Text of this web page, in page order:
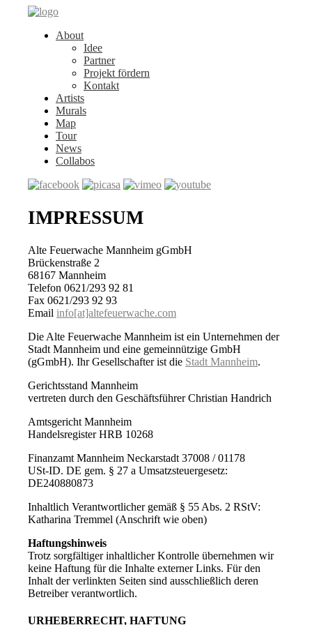
About
Idee
Partner
Projekt fördern
Kontakt
Artists
Murals
Map
Tour
News
Collabos
IMPRESSUM
Alte Feuerwache Mannheim gGmbH
Brückenstraße 2
68167 Mannheim
Telefon 0621/293 92 81
Fax 0621/293 92 93
Email info[at]altefeuerwache.com
Die Alte Feuerwache Mannheim ist ein Unternehmen der
Stadt Mannheim und eine gemeinnützige GmbH
(gGmbH). Ihr Gesellschafter ist die Stadt Mannheim.
Gerichtsstand Mannheim
vertreten durch den Geschäftsführer Christian Handrich
Amtsgericht Mannheim
Handelsregister HRB 10268
Finanzamt Mannheim Neckarstadt 37008 / 01178
USt-ID. DE gem. § 27 a Umsatzsteuergesetz:
DE240880873
Inhaltlich Verantwortlicher gemäß § 55 Abs. 2 RStV:
Katharina Tremmel (Anschrift wie oben)
Haftungshinweis
Trotz sorgfältiger inhaltlicher Kontrolle übernehmen wir
keine Haftung für die Inhalte externer Links. Für den
Inhalt der verlinkten Seiten sind ausschließlich deren
Betreiber verantwortlich.
URHEBERRECHT, HAFTUNG